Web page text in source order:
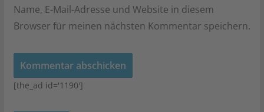
Name, E-Mail-Adresse und Website in diesem
Browser für meinen nächsten Kommentar speichern.
[the_ad id='1190']